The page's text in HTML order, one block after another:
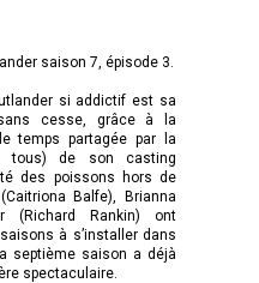
saison 7, épisode 3.
si addictif est sa
cesse, grâce à la
temps partagée par la
tous) de son casting
des poissons hors de
Balfe), Brianna
(Richard Rankin) ont
à s’installer dans
septième saison a déjà
spectaculaire.